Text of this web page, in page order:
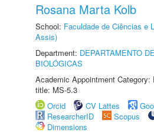
Rosana Marta Kolb
School: Faculdade de Ciências e
Assis)
Department: DEPARTAMENTO
BIOLÓGICAS
Academic Appointment Category:
title: MS-5.3
Orcid
CV Lattes
ResearcherID
Scopus
Dimensions